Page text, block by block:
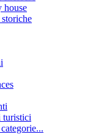
house